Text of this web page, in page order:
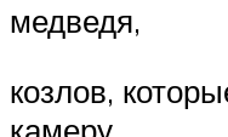
медведя,
козлов,